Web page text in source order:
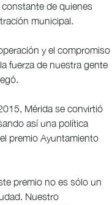
de quienes
municipal.
y el compromiso
fuerza de nuestra gente
Mérida se convirtió
así una política
premio Ayuntamiento
premio no es sólo un
Nuestro